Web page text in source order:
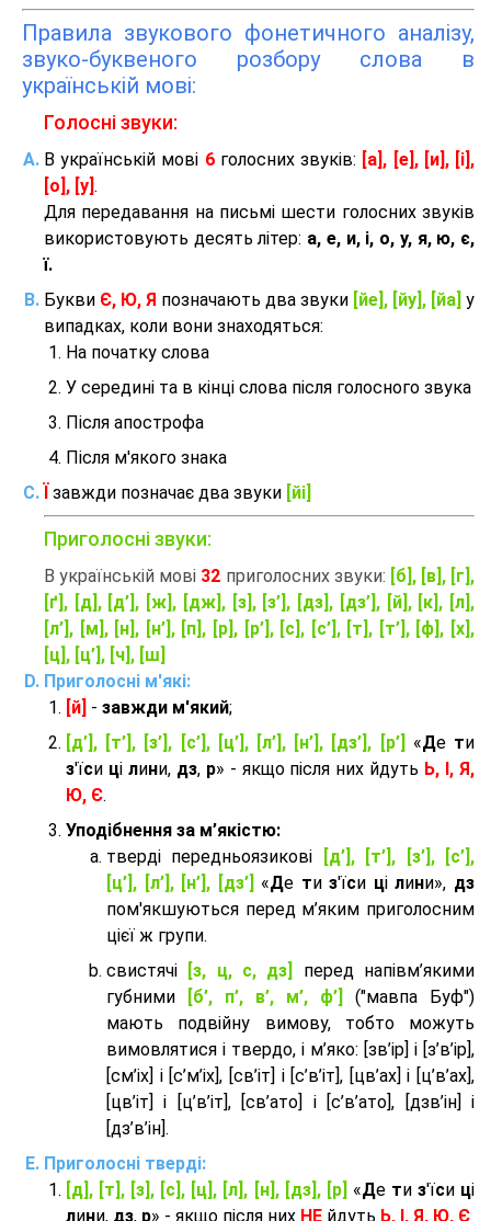
Правила звукового фонетичного аналізу,
звуко-буквеного розбору слова в
українській мові:
Голосні звуки:
В українській мові 6голосних звуків:
[а], [е], [и], [і],
[о], [у] .
Для передавання на письмі шести голосних звуків
використовують десять літер: а, е, и, і, о, у, я, ю, є,
ї.
Букви Є, Ю, Я позначають два звуки [йе], [йу], [йа] у
випадках, коли вони знаходяться:
На початку слова
У середині та в кінці слова після голосного звука
Після апострофа
Після м'якого знака
завжди позначає два звуки [йі]
Приголосні звуки:
В українській мові 32 приголосних звуки: [б], [в], [г],
[ґ], [д], [д’], [ж], [дж], [з], [з’], [дз], [дз’], [й], [к], [л],
[л’], [м], [н], [н’], [п], [р], [р’], [с], [с’], [т], [т’], [ф], [х],
[ц], [ц’], [ч], [ш]
Приголосні м'які:
[й] - завжди м'який;
[д’], [т’], [з’], [с’], [ц’], [л’], [н’], [дз’], [р’]
«Де ти
з'їси ці лини, дз, р» - якщо після них йдуть Ь, І, Я,
Ю, Є.
Уподібнення за м’якістю:
тверді передньоязикові
[д’], [т’], [з’], [с’],
[ц’], [л’], [н’], [дз’] «Де тиз'їси цілини», дз
пом'якшуються перед м’яким приголосним
цієї ж групи.
cвистячі
[з, ц, с, дз]
перед напівм’якими
губними
[б’, п’, в’, м’, ф’]
("мавпа Буф")
мають подвійну вимову, тобто можуть
вимовлятися і твердо, і м’яко: [зв’ір] і [з’в’ір],
[см’іх] і [с’м’іх], [св’іт] і [с’в’іт], [цв’ах] і [ц’в’ах],
[цв’іт] і [ц’в’іт], [св’ато] і [с’в’ато], [дзв’iн] і
[дз’в’iн].
Приголосні тверді:
[д], [т], [з], [с], [ц], [л], [н], [дз], [р] «Де ти з'їси ці
лини, дз, р» - якщо після них НЕ йдуть Ь, І, Я, Ю, Є